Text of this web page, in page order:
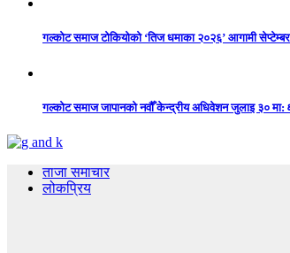
गल्कोट समाज टोकियोको ‘तिज धमाका २०२६’ आगामी
गल्कोट समाज जापानको नवौँ केन्द्रीय अधिवेशन जुलाइ ३० मा:
ताजा समाचार
लोकप्रिय